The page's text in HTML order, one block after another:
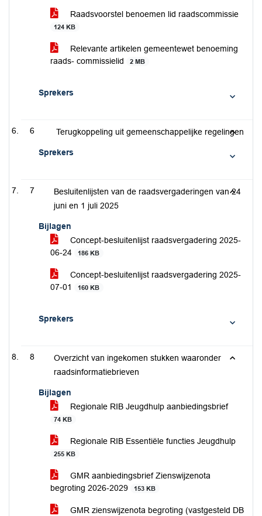
Raadsvoorstel benoemen lid raadscommissie
124 KB
Relevante artikelen gemeentewet benoeming
raads- commissielid
2 MB
Sprekers
6 Terugkoppeling uit gemeenschappelijke regelingen
Sprekers
7
Besluitenlijsten van de raadsvergaderingen van 24
juni en 1 juli 2025
Bijlagen
Concept-besluitenlijst raadsvergadering 2025-
06-24
186 KB
Concept-besluitenlijst raadsvergadering 2025-
07-01
160 KB
Sprekers
8
Overzicht van ingekomen stukken waaronder
raadsinformatiebrieven
Bijlagen
Regionale RIB Jeugdhulp aanbiedingsbrief
74 KB
Regionale RIB Essentiële functies Jeugdhulp
255 KB
GMR aanbiedingsbrief Zienswijzenota
begroting 2026-2029
153 KB
GMR zienswijzenota begroting (vastgesteld DB